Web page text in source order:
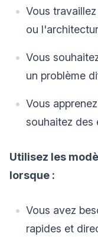
Vous
ou
Vous
un problème
Vous
souhaitez des
Utilisez les
lorsque :
Vous avez
rapides et